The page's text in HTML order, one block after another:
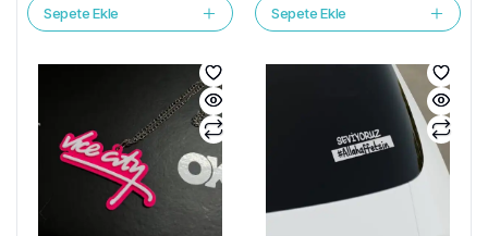
Sepete Ekle Sepete Ekle